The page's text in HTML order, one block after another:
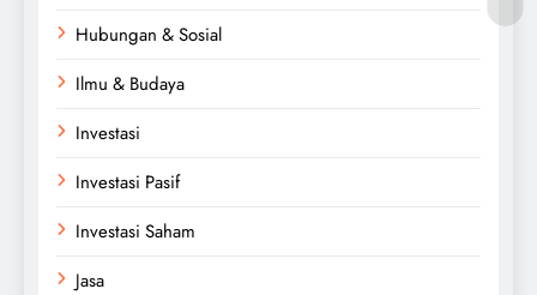
Hubungan & Sosial
Ilmu & Budaya
Investasi
Investasi Pasif
Investasi Saham
Jasa